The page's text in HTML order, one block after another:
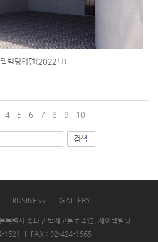
빌딩입면(2022년)
4 5 6 7 8 9 10
BUSINESS GALLERY
특별시 송파구 백제고분로 413, 제이텍빌딩
1521
FAX : 02-424-1665